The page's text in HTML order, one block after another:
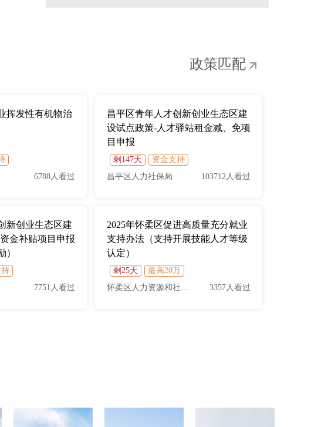
政策匹配
挥发性有机物治
6788人看过
昌平区青年人才创新创业生态区建
设试点政策-人才驿站租金减、免项
目申报
剩147天
资金支持
昌平区人力社保局
103712人看过
新创业生态区建
金补贴项目申报
）
7751人看过
2025年怀柔区促进高质量充分就业
支持办法（支持开展技能人才等级
认定）
剩25天
最高20万
怀柔区人力资源和社会保障局
3357人看过